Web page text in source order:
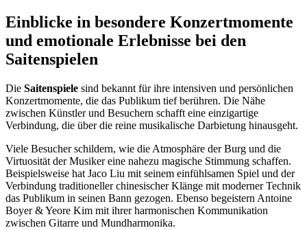
Einblicke in besondere Konzertmomente
und emotionale Erlebnisse bei den
Saitenspielen
Die Saitenspiele sind bekannt für ihre intensiven und persönlichen
Konzertmomente, die das Publikum tief berühren. Die Nähe
zwischen Künstler und Besuchern schafft eine einzigartige
Verbindung, die über die reine musikalische Darbietung hinausgeht.
Viele Besucher schildern, wie die Atmosphäre der Burg und die
Virtuosität der Musiker eine nahezu magische Stimmung schaffen.
Beispielsweise hat Jaco Liu mit seinem einfühlsamen Spiel und der
Verbindung traditioneller chinesischer Klänge mit moderner Technik
das Publikum in seinen Bann gezogen. Ebenso begeistern Antoine
Boyer & Yeore Kim mit ihrer harmonischen Kommunikation
zwischen Gitarre und Mundharmonika.